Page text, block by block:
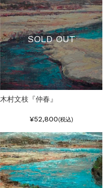
SOLD OUT
木村文枝『仲春』
¥52,800(税込)